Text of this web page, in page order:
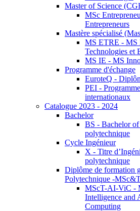
Master of Science
MSc
Entrepreneurs
Mastère spécialisé
MS ETRE - MS
Technologies et
MS IE - MS
Programme d'échange
EuroteQ -
PEI -
internationaux
Catalogue 2023 - 2024
Bachelor
BS - Bachelor
polytechnique
Cycle Ingénieur
X - Titre
polytechnique
Diplôme de formation
Polytechnique -
MScT-AI-ViC -
Intelligence and
Computing